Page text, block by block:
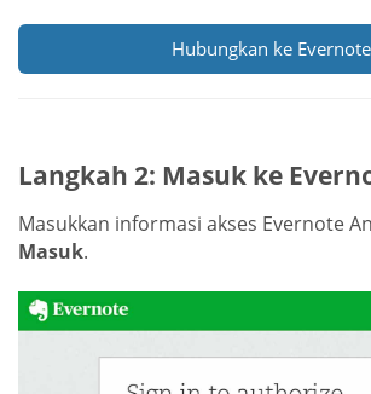
Hubungkan ke Evernote
Langkah 2: Masuk ke
Masukkan informasi akses Evernote
Masuk.